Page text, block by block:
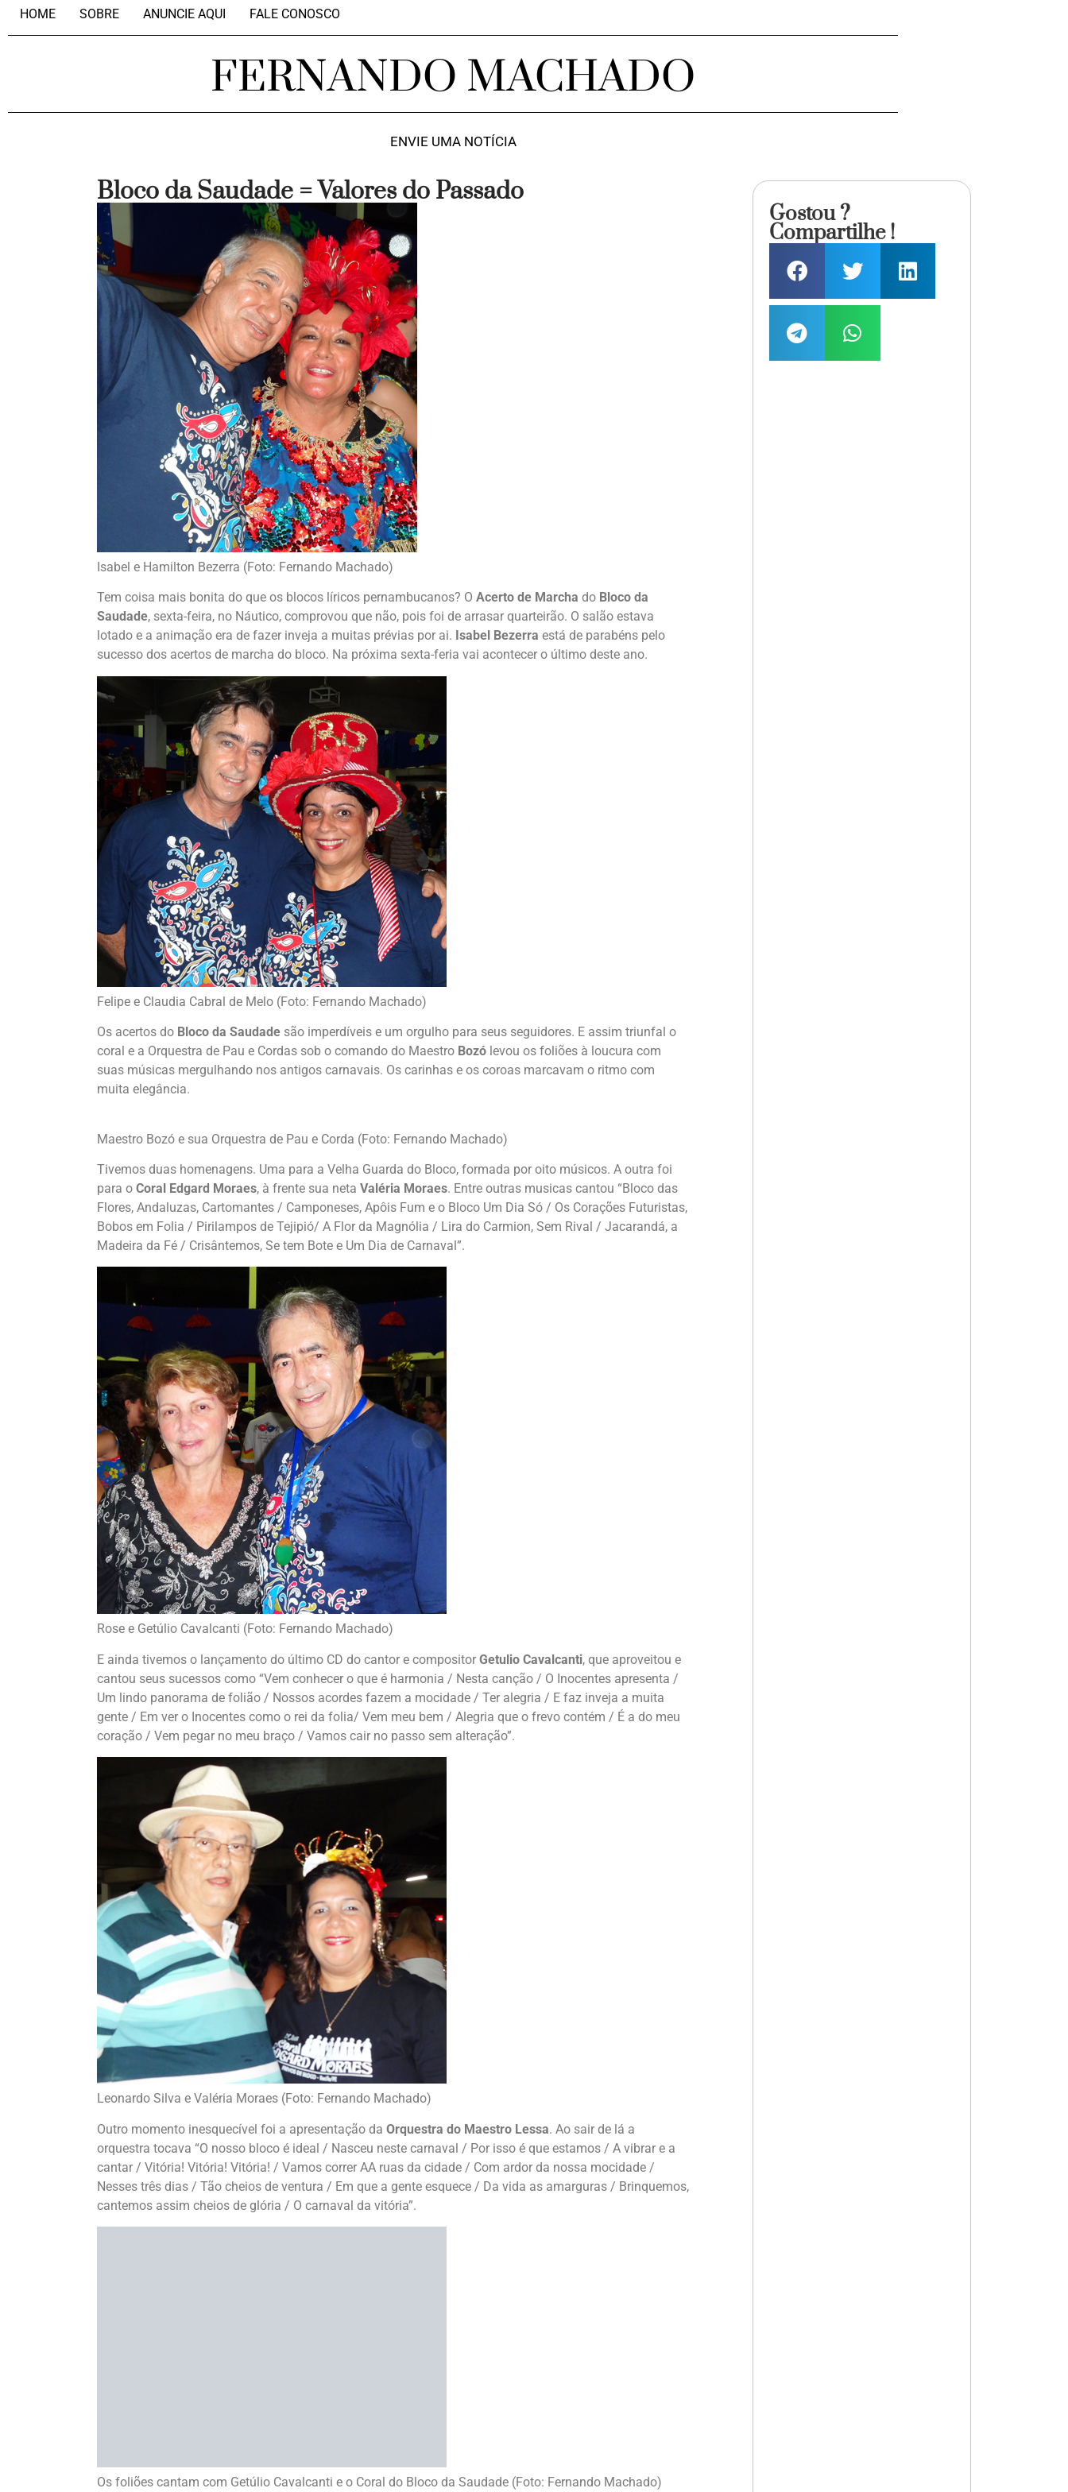
HOME SOBRE ANUNCIE AQUI FALE CONOSCO
FERNANDO MACHADO
ENVIE UMA NOTÍCIA
Bloco da Saudade = Valores do Passado
Isabel e Hamilton Bezerra (Foto: Fernando Machado)
Tem coisa mais bonita do que os blocos líricos pernambucanos? O Acerto de Marcha do Bloco da
Saudade, sexta-feira, no Náutico, comprovou que não, pois foi de arrasar quarteirão. O salão estava
lotado e a animação era de fazer inveja a muitas prévias por ai. Isabel Bezerra está de parabéns pelo
sucesso dos acertos de marcha do bloco. Na próxima sexta-feria vai acontecer o último deste ano.
Felipe e Claudia Cabral de Melo (Foto: Fernando Machado)
Os acertos do Bloco da Saudade são imperdíveis e um orgulho para seus seguidores. E assim triunfal o
coral e a Orquestra de Pau e Cordas sob o comando do Maestro Bozó levou os foliões à loucura com
suas músicas mergulhando nos antigos carnavais. Os carinhas e os coroas marcavam o ritmo com
muita elegância.
Maestro Bozó e sua Orquestra de Pau e Corda (Foto: Fernando Machado)
Tivemos duas homenagens. Uma para a Velha Guarda do Bloco, formada por oito músicos. A outra foi
para o Coral Edgard Moraes, à frente sua neta Valéria Moraes. Entre outras musicas cantou “Bloco das
Flores, Andaluzas, Cartomantes / Camponeses, Apôis Fum e o Bloco Um Dia Só / Os Corações Futuristas,
Bobos em Folia / Pirilampos de Tejipió/ A Flor da Magnólia / Lira do Carmion, Sem Rival / Jacarandá, a
Madeira da Fé / Crisântemos, Se tem Bote e Um Dia de Carnaval”.
Rose e Getúlio Cavalcanti (Foto: Fernando Machado)
E ainda tivemos o lançamento do último CD do cantor e compositor Getulio Cavalcanti, que aproveitou e
cantou seus sucessos como “Vem conhecer o que é harmonia / Nesta canção / O Inocentes apresenta /
Um lindo panorama de folião / Nossos acordes fazem a mocidade / Ter alegria / E faz inveja a muita
gente / Em ver o Inocentes como o rei da folia/ Vem meu bem / Alegria que o frevo contém / É a do meu
coração / Vem pegar no meu braço / Vamos cair no passo sem alteração”.
Leonardo Silva e Valéria Moraes (Foto: Fernando Machado)
Outro momento inesquecível foi a apresentação da Orquestra do Maestro Lessa. Ao sair de lá a
orquestra tocava “O nosso bloco é ideal / Nasceu neste carnaval / Por isso é que estamos / A vibrar e a
cantar / Vitória! Vitória! Vitória! / Vamos correr AA ruas da cidade / Com ardor da nossa mocidade /
Nesses três dias / Tão cheios de ventura / Em que a gente esquece / Da vida as amarguras / Brinquemos,
cantemos assim cheios de glória / O carnaval da vitória”.
Gostou ?
Compartilhe !